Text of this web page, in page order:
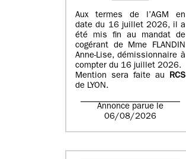
Aux termes de l’AGM en
date du 16 juillet 2026, il a
été mis fin au mandat de
cogérant de Mme FLANDIN
Anne-Lise, démissionnaire à
compter du 16 juillet 2026.
Mention sera faite au RCS
de LYON.
Annonce parue le
06/08/2026